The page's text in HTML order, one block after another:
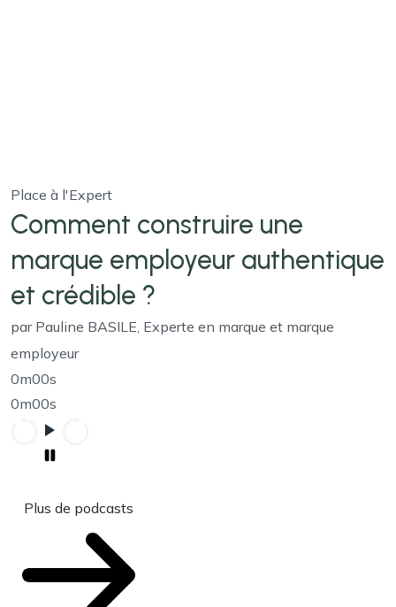
Place à l'Expert
Comment construire une
marque employeur authentique
et crédible ?
par Pauline BASILE, Experte en marque et marque
employeur
0m00s
0m00s
Plus de podcasts